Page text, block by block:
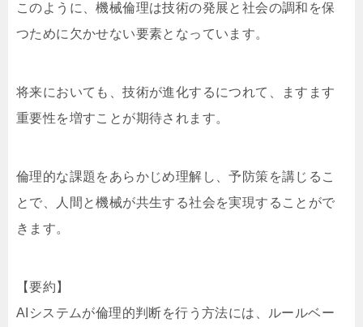
このように、機械倫理は技術の発展と社会の調和を保
つために欠かせない要素となっています。
将来においても、技術が進化するにつれて、ますます
重要性を増すことが期待されます。
倫理的な課題をあらかじめ理解し、予防策を講じるこ
とで、人間と機械が共生する社会を実現することがで
きます。
【要約】
AIシステムが倫理的判断を行う方法には、ルールベー